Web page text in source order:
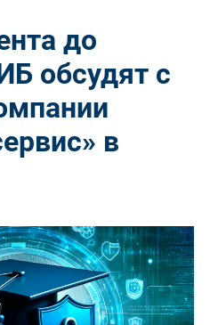
до
обсудят с
в